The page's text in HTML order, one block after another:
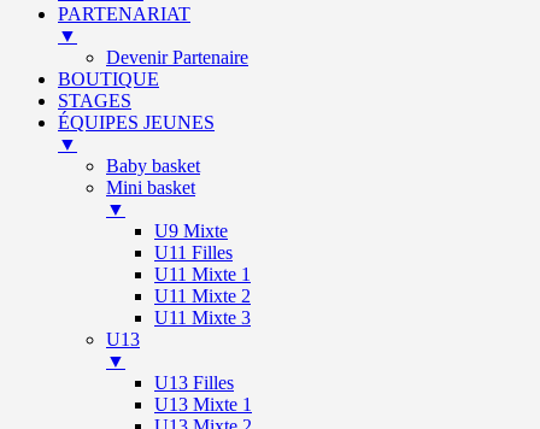
PARTENARIAT
▼
Devenir Partenaire
BOUTIQUE
STAGES
ÉQUIPES JEUNES
▼
Baby basket
Mini basket
▼
U9 Mixte
U11 Filles
U11 Mixte 1
U11 Mixte 2
U11 Mixte 3
U13
▼
U13 Filles
U13 Mixte 1